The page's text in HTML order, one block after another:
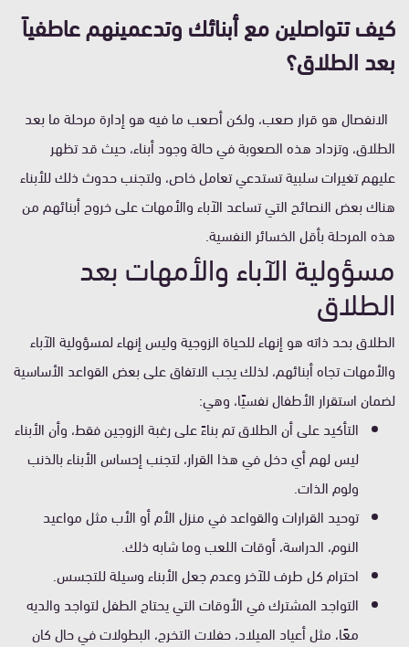
كيف تتواصلين مع أبنائك وتدعمينهم عاطفياً
بعد الطلاق؟
الانفصال هو قرار صعب، ولكن أصعب ما فيه هو إدارة مرحلة ما بعد
الطلاق، وتزداد هذه الصعوبة في حالة وجود أبناء، حيث قد تظهر
عليهم تغيرات سلبية تستدعي تعامل خاص، ولتجنب حدوث ذلك للأبناء
هناك بعض النصائح التي تساعد الآباء والأمهات على خروج أبنائهم من
هذه المرحلة بأقل الخسائر النفسية.
مسؤولية الآباء والأمهات بعد
الطلاق
الطلاق بحد ذاته هو إنهاء للحياة الزوجية وليس إنهاء لمسؤولية الآباء
والأمهات تجاه أبنائهم، لذلك يجب الاتفاق على بعض القواعد الأساسية
لضمان استقرار الأطفال نفسيًا، وهي:
التأكيد على أن الطلاق تم بناءً على رغبة الزوجين فقط، وأن الأبناء
ليس لهم أي دخل في هذا القرار، لتجنب إحساس الأبناء بالذنب
ولوم الذات.
توحيد القرارات والقواعد في منزل الأم أو الأب مثل مواعيد
النوم، الدراسة، أوقات اللعب وما شابه ذلك.
احترام كل طرف للآخر وعدم جعل الأبناء وسيلة للتجسس.
التواجد المشترك في الأوقات التي يحتاج الطفل لتواجد والديه
معًا، مثل أعياد الميلاد، حفلات التخرج، البطولات في حال كان